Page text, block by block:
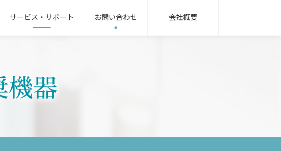
インフラ業界
LoRa無線機
計器用変成器 その他
サービス・サポート お問い合わせ 会社概要
機器